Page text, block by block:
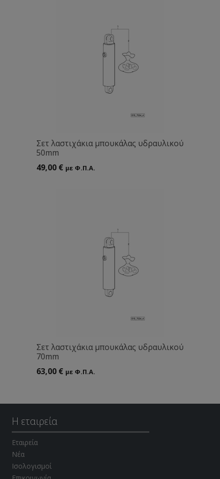
Σετ λαστιχάκια μπουκάλας υδραυλικού
50mm
49,00 € με Φ.Π.Α.
Σετ λαστιχάκια μπουκάλας υδραυλικού
70mm
63,00 € με Φ.Π.Α.
Η εταιρεία
Εταιρεία
Νέα
Ισολογισμοί